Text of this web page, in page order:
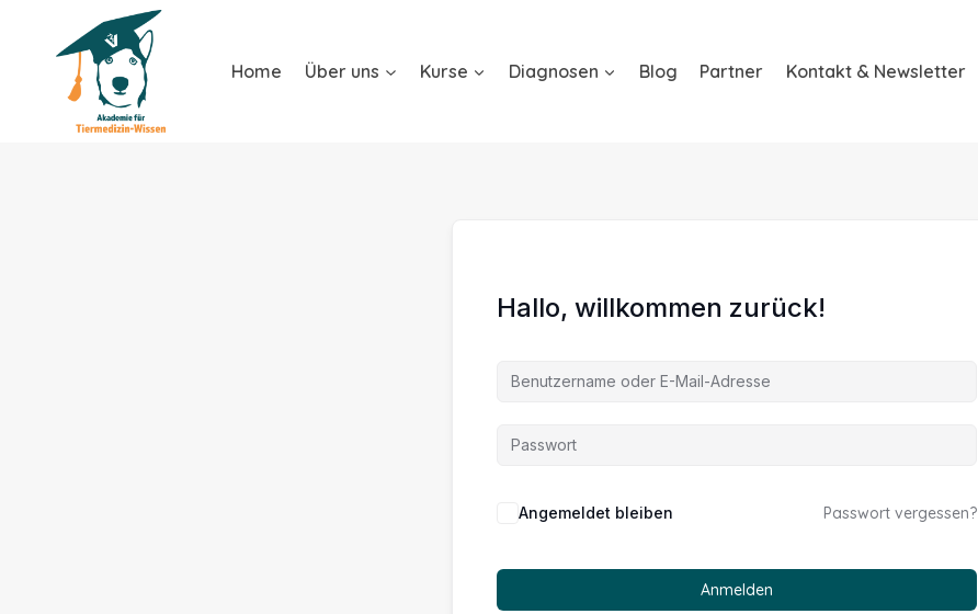
Home Über uns Kurse Diagnosen Blog Partner Kontakt & Newsletter
Hallo, willkommen zurück!
Alternative:
Angemeldet bleiben Passwort vergessen?
Anmelden